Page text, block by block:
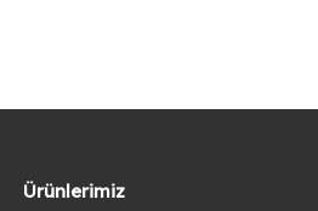
Ürünlerimiz